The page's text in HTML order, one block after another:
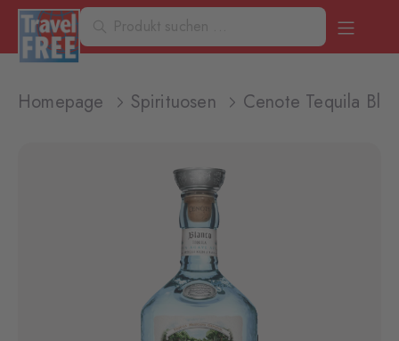
Homepage Spirituosen Cenote Tequila